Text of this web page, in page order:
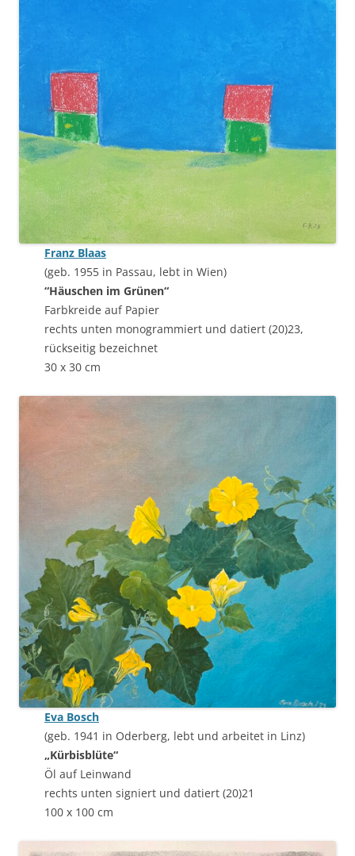
Franz Blaas
(geb. 1955 in Passau, lebt in Wien)
“Häuschen im Grünen“
Farbkreide auf Papier
rechts unten monogrammiert und datiert (20)23,
rückseitig bezeichnet
30 x 30 cm
Eva Bosch
(geb. 1941 in Oderberg, lebt und arbeitet in Linz)
„Kürbisblüte“
Öl auf Leinwand
rechts unten signiert und datiert (20)21
100 x 100 cm